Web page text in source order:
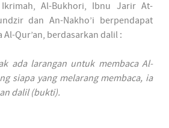
Al-Bukhori, Ibnu Jarir At-
dan An-Nakho’i berpendapat
Qur’an, berdasarkan dalil :
ada larangan untuk membaca Al-
siapa yang melarang membaca, ia
dalil (bukti).